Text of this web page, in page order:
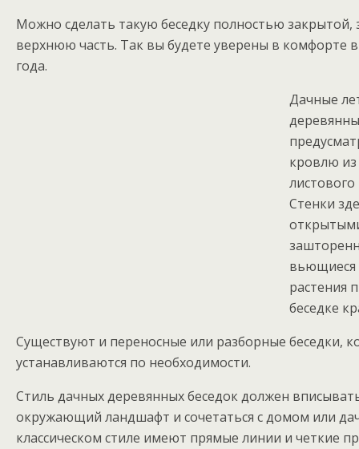
Можно сделать такую беседку полностью закрытой,
верхнюю часть. Так вы будете уверены в комфорте
года.
Дачные
кровлю
Стенки
вьющиеся
растения
беседке
Существуют и переносные или разборные беседки,
устанавливаются по необходимости.
Стиль дачных деревянных беседок должен
окружающий ландшафт и сочетаться с домом или
классическом стиле имеют прямые линии и четкие